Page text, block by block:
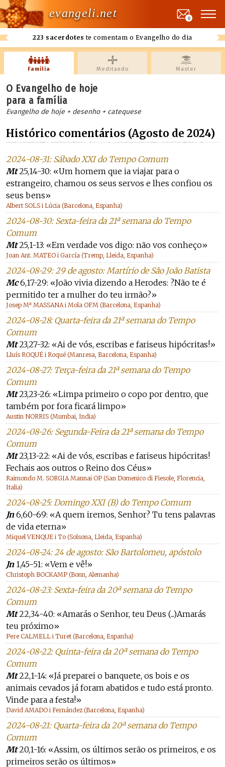
evangeli.net
223 sacerdotes te comentam o Evangelho do dia
0
Família Meditando Master
O Evangelho de hoje
para a família
Evangelho de hoje + desenho + catequese
Histórico comentários (Agosto de 2024)
2024-08-31: Sábado XXI do Tempo Comum
Mt25,14-30: «Um homem que ia viajar para o
estrangeiro, chamou os seus servos e lhes confiou os
seus bens»
Albert SOLS i Lúcia (Barcelona, Espanha)
2024-08-30: Sexta-feira da 21ª semana do Tempo
Comum
Mt25,1-13: «Em verdade vos digo: não vos conheço»
Joan Ant. MATEO i García (Tremp, Lleida, Espanha)
2024-08-29: 29 de agosto: Martírio de São João Batista
Mc6,17-29: «João vivia dizendo a Herodes: ?Não te é
permitido ter a mulher do teu irmão?»
Josep Mª MASSANA i Mola OFM (Barcelona, Espanha)
2024-08-28: Quarta-feira da 21ª semana do Tempo
Comum
Mt23,27-32: «Ai de vós, escribas e fariseus hipócritas!»
Lluís ROQUÉ i Roqué (Manresa, Barcelona, Espanha)
2024-08-27: Terça-feira da 21ª semana do Tempo
Comum
Mt23,23-26: «Limpa primeiro o copo por dentro, que
também por fora ficará limpo»
Austin NORRIS (Mumbai, India)
2024-08-26: Segunda-Feira da 21ª semana do Tempo
Comum
Mt23,13-22: «Ai de vós, escribas e fariseus hipócritas!
Fechais aos outros o Reino dos Céus»
Raimondo M. SORGIA Mannai OP (San Domenico di Fiesole, Florencia,
Italia)
2024-08-25: Domingo XXI (B) do Tempo Comum
Jn6,60-69: «A quem iremos, Senhor? Tu tens palavras
de vida eterna»
Miquel VENQUE i To (Solsona, Lleida, Espanha)
2024-08-24: 24 de agosto: São Bartolomeu, apóstolo
Jn1,45-51: «Vem e vê!»
Christoph BOCKAMP (Bonn, Alemanha)
2024-08-23: Sexta-feira da 20ª semana do Tempo
Comum
Mt22,34-40: «Amarás o Senhor, teu Deus (...)Amarás
teu próximo»
Pere CALMELL i Turet (Barcelona, Espanha)
2024-08-22: Quinta-feira da 20ª semana do Tempo
Comum
Mt22,1-14: «Já preparei o banquete, os bois e os
animais cevados já foram abatidos e tudo está pronto.
Vinde para a festa!»
David AMADO i Fernández (Barcelona, Espanha)
2024-08-21: Quarta-feira da 20ª semana do Tempo
Comum
Mt20,1-16: «Assim, os últimos serão os primeiros, e os
primeiros serão os últimos»